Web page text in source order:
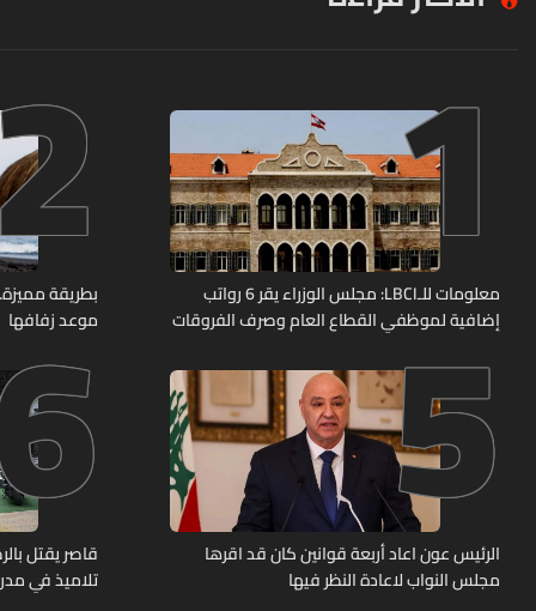
1
معلومات للـLBCI: مجلس الوزراء يقر 6 رواتب
إضافية لموظفي القطاع العام وصرف الفروقات
بطريقة
موعد زفافها
5
الرئيس عون اعاد أربعة قوانين كان قد اقرها
مجلس النواب لاعادة النظر فيها
قاصر يقتل
تلاميذ في